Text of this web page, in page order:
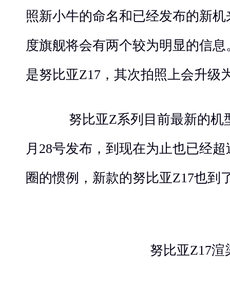
照新小牛的命名和已经发布的新
度旗舰将会有两个较为明显的信
是努比亚Z17，其次拍照上会升级
努比亚Z系列目前最新的机
月28号发布，到现在为止也已经
圈的惯例，新款的努比亚Z17也到
努比亚Z17渲